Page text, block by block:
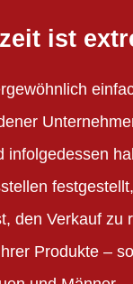
ist
infolgedessen
den Verkauf zu
Produkte –